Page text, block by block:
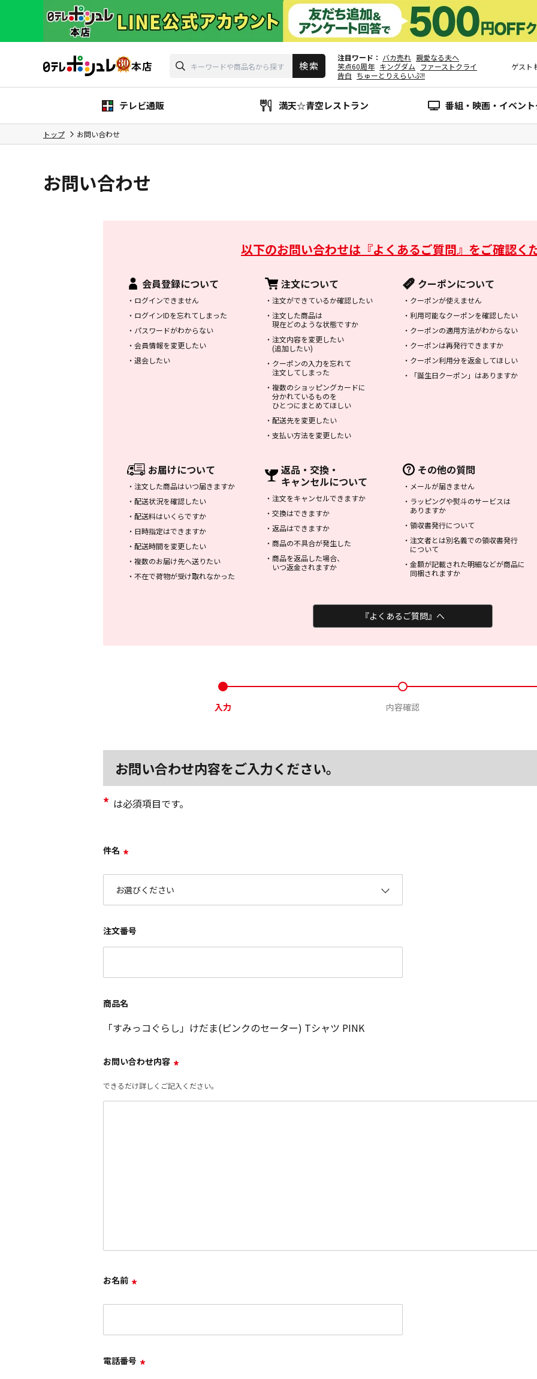
注目ワード バカ売れ 親愛なる夫へ
笑点60周年 キングダム ファーストクライ
告白 ちゅーとりえらいぶ!!
ゲスト
テレビ通販 満天☆青空レストラン 番組・映画・イベン
トップ お問い合わせ
お問い合わせ
以下のお問い合わせは 『よくあるご質問』をご確認く
会員登録について
・ ログインできません
・ ログインIDを忘れてしまった
・ パスワードがわからない
・ 会員情報を変更したい
・ 退会したい
注文について
・ 注文ができているか確認したい
・ 注文した商品は
現在どのような状態ですか
・ 注文内容を変更したい
(追加したい)
・ クーポンの入力を忘れて
注文してしまった
・ 複数のショッピングカードに
分かれているものを
ひとつにまとめてほしい
・ 配送先を変更したい
・ 支払い方法を変更したい
クーポンについて
・ クーポンが使えません
・ 利用可能なクーポンを確認したい
・ クーポンの適用方法がわからない
・ クーポンは再発行できますか
・ クーポン利用分を返金してほしい
・
「誕生日クーポン」はありますか
お届けについて
・ 注文した商品はいつ届きますか
・ 配送状況を確認したい
・ 配送料はいくらですか
・ 日時指定はできますか
・ 配送時間を変更したい
・ 複数のお届け先へ送りたい
・ 不在で荷物が受け取れなかった
返品・交換・
キャンセルについて
・ 注文をキャンセルできますか
・ 交換はできますか
・ 返品はできますか
・ 商品の不具合が発生した
・ 商品を返品した場合、
いつ返金されますか
その他の質問
・ メールが届きません
・ ラッピングや熨斗のサービスは
ありますか
・ 領収書発行について
・ 注文者とは別名義での領収書発行
について
・ 金額が記載された明細などが商品に
同梱されますか
『よくあるご質問』へ
入力 内容確認
お問い合わせ内容をご入力ください。
* は必須項目です。
件名 *
注文番号
商品名
「すみっコぐらし」けだま(ピンクのセーター) Tシャツ PINK
お問い合わせ内容 *
できるだけ詳しくご記入ください。
お名前 *
電話番号 *